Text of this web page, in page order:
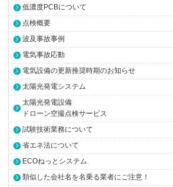
低濃度PCBについて
点検概要
波及事故事例
電気事故応動
電気設備の更新推奨時期のお知らせ
太陽光発電システム
太陽光発電設備
ドローン空撮点検サービス
試験技術業務について
省エネ法について
ECOねっとシステム
類似した会社名を名乗る業者にご注意！